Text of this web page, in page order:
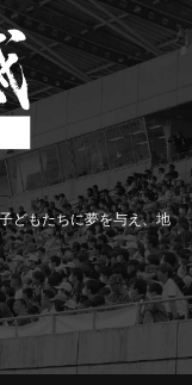
どもたちに夢を与え、地